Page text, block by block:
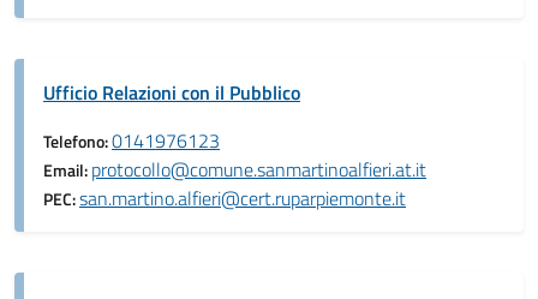
Ufficio Relazioni con il Pubblico
Telefono:0141976123
Email:protocollo@comune.sanmartinoalfieri.at.it
PEC:san.martino.alfieri@cert.ruparpiemonte.it